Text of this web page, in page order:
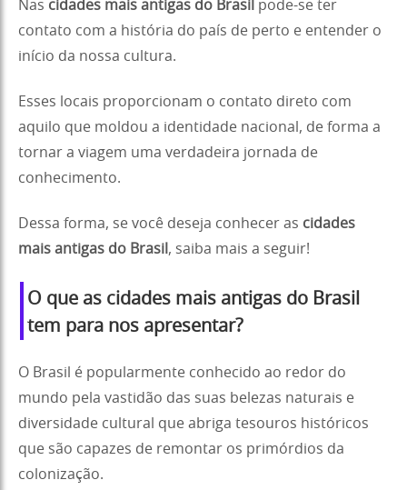
Nas cidades mais antigas do Brasil pode-se ter
contato com a história do país de perto e entender o
início da nossa cultura.
Esses locais proporcionam o contato direto com
aquilo que moldou a identidade nacional, de forma a
tornar a viagem uma verdadeira jornada de
conhecimento.
Dessa forma, se você deseja conhecer as cidades
mais antigas do Brasil , saiba mais a seguir!
O que as cidades mais antigas do Brasil
tem para nos apresentar?
O Brasil é popularmente conhecido ao redor do
mundo pela vastidão das suas belezas naturais e
diversidade cultural que abriga tesouros históricos
que são capazes de remontar os primórdios da
colonização.